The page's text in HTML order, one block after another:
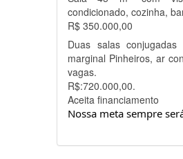
condicionado, cozinha,
R$ 350.000,00
Duas salas
marginal Pinheiros, ar
vagas.
R$:720.000,00.
Aceita financiamento
Nossa meta sempre